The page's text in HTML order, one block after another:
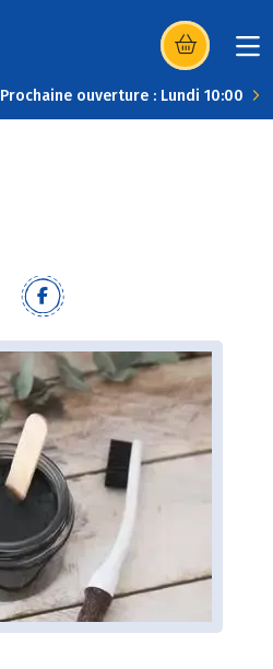
(s’ouvre dans
Prochaine ouverture : Lundi 10:00